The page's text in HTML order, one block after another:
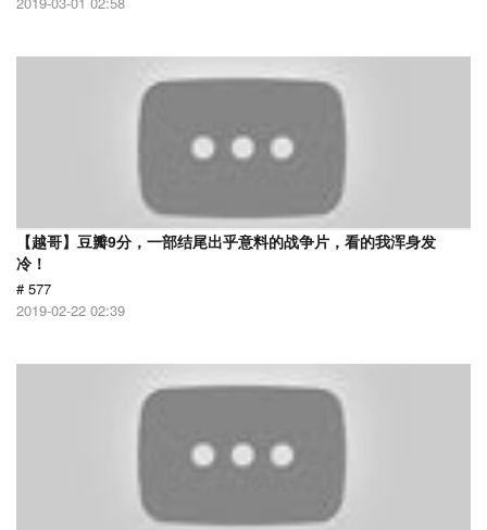
【越哥】豆瓣9分，一部结尾出乎意料的战争片，看的我浑身发
冷！
# 577
2019-02-22 02:39